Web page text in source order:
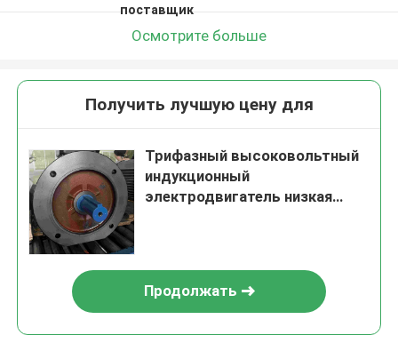
поставщик
Осмотрите больше
Получить лучшую цену для
Трифазный высоковольтный
индукционный
электродвигатель низкая
Продолжать